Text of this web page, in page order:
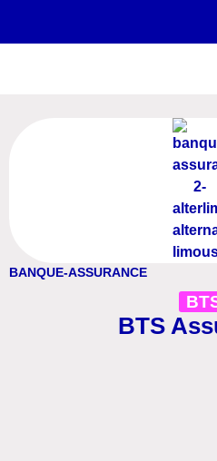
BANQUE-ASSURANCE
BTS